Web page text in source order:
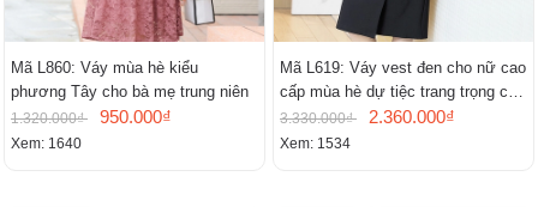
Mã L860: Váy mùa hè kiểu
phương Tây cho bà mẹ trung niên
1.320.000₫ 950.000₫
Xem: 1640
Mã L619: Váy vest đen cho nữ cao
cấp mùa hè dự tiệc trang trọng cao
cấp
3.330.000₫ 2.360.000₫
Xem: 1534